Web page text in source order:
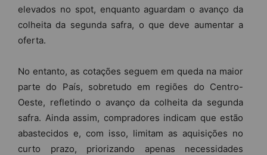
elevados no spot, enquanto aguardam o avanço da
colheita da segunda safra, o que deve aumentar a
oferta.
No entanto, as cotações seguem em queda na maior
parte do País, sobretudo em regiões do Centro-
Oeste, refletindo o avanço da colheita da segunda
safra. Ainda assim, compradores indicam que estão
abastecidos e, com isso, limitam as aquisições no
curto prazo, priorizando apenas necessidades